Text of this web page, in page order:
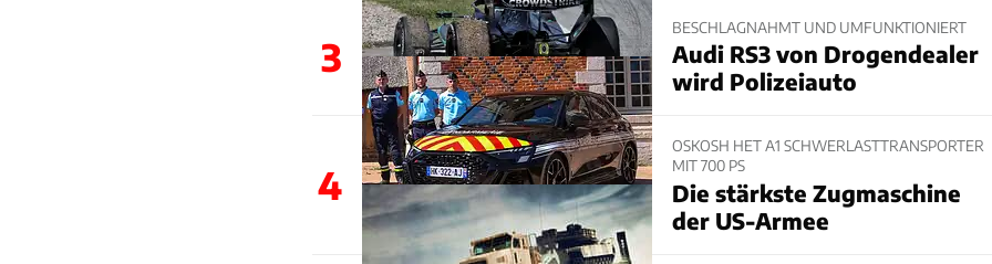
3
BESCHLAGNAHMT UND UMFUNKTIONIERT
Audi RS3 von Drogendealer
wird Polizeiauto
4
OSKOSH HET A1 SCHWERLASTTRANSPORTER
MIT 700 PS
Die stärkste Zugmaschine
der US-Armee